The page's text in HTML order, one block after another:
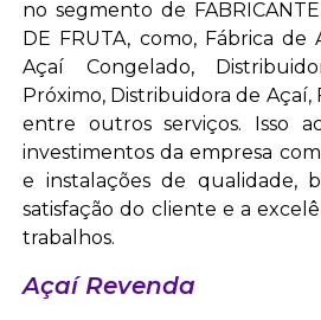
no segmento de
DE FRUTA, como, Fábrica de
Açaí Congelado,
Próximo, Distribuidora de Açaí,
entre outros serviços. Isso
investimentos da empresa
e instalações de qualidade,
satisfação do cliente e a
trabalhos.
Açaí Revenda